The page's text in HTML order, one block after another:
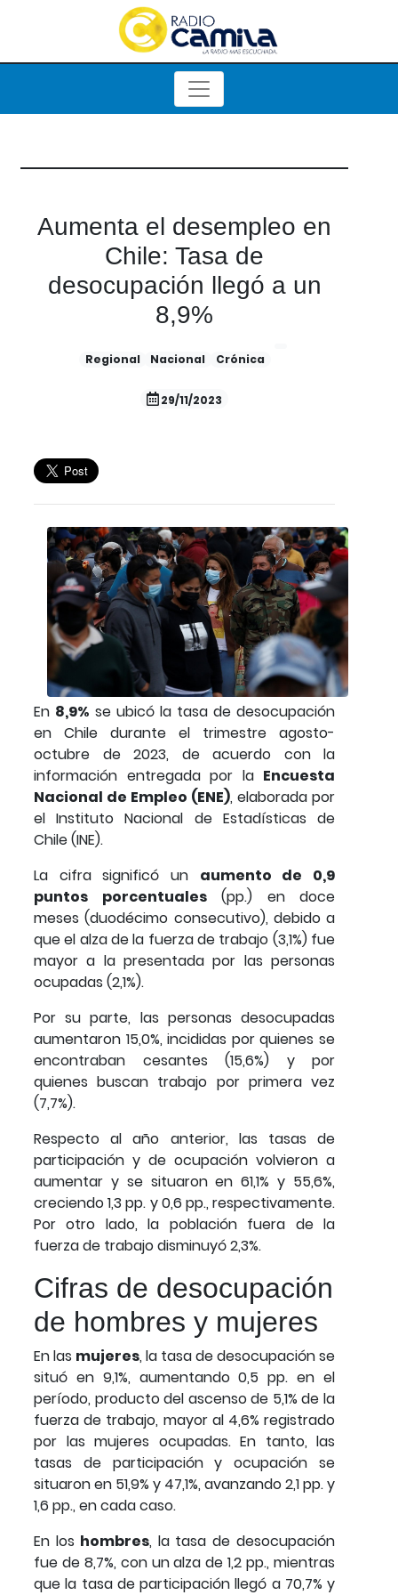
Aumenta el desempleo en
Chile: Tasa de
desocupación llegó a un
8,9%
Regional Nacional Crónica
29/11/2023
En 8,9% se ubicó la tasa de desocupación
en Chile durante el trimestre agosto-
octubre de 2023, de acuerdo con la
información entregada por la Encuesta
Nacional de Empleo (ENE), elaborada por
el Instituto Nacional de Estadísticas de
Chile (INE).
La cifra significó un aumento de 0,9
puntos porcentuales(pp.) en doce
meses (duodécimo consecutivo), debido a
que el alza de la fuerza de trabajo (3,1%) fue
mayor a la presentada por las personas
ocupadas (2,1%).
Por su parte, las personas desocupadas
aumentaron 15,0%, incididas por quienes se
encontraban cesantes (15,6%) y por
quienes buscan trabajo por primera vez
(7,7%).
Respecto al año anterior, las tasas de
participación y de ocupación volvieron a
aumentar y se situaron en 61,1% y 55,6%,
creciendo 1,3 pp. y 0,6 pp., respectivamente.
Por otro lado, la población fuera de la
fuerza de trabajo disminuyó 2,3%.
Cifras de desocupación
de hombres y mujeres
En las mujeres, la tasa de desocupación se
situó en 9,1%, aumentando 0,5 pp. en el
período, producto del ascenso de 5,1% de la
fuerza de trabajo, mayor al 4,6% registrado
por las mujeres ocupadas. En tanto, las
tasas de participación y ocupación se
situaron en 51,9% y 47,1%, avanzando 2,1 pp. y
1,6 pp., en cada caso.
En los hombres, la tasa de desocupación
fue de 8,7%, con un alza de 1,2 pp., mientras
que la tasa de participación llegó a 70,7% y